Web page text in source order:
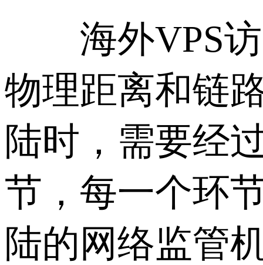
海外VPS访
物理距离和链
陆时，需要经
节，每一个环
陆的网络监管